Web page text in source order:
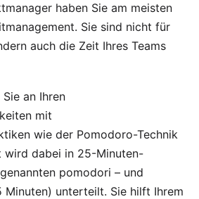
haben Sie am meisten
Sie sind nicht für
auch die Zeit Ihres Teams
an Ihren
mit
wie der Pomodoro-Technik
wird dabei in 25-Minuten-
pomodori – und
Minuten) unterteilt. Sie hilft Ihrem